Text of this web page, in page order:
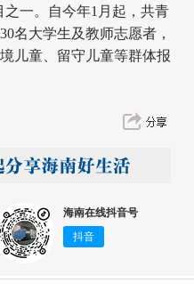
一。自今年1月起，共青
名大学生及教师志愿者，
儿童、留守儿童等群体报
海南在线抖音号
抖音